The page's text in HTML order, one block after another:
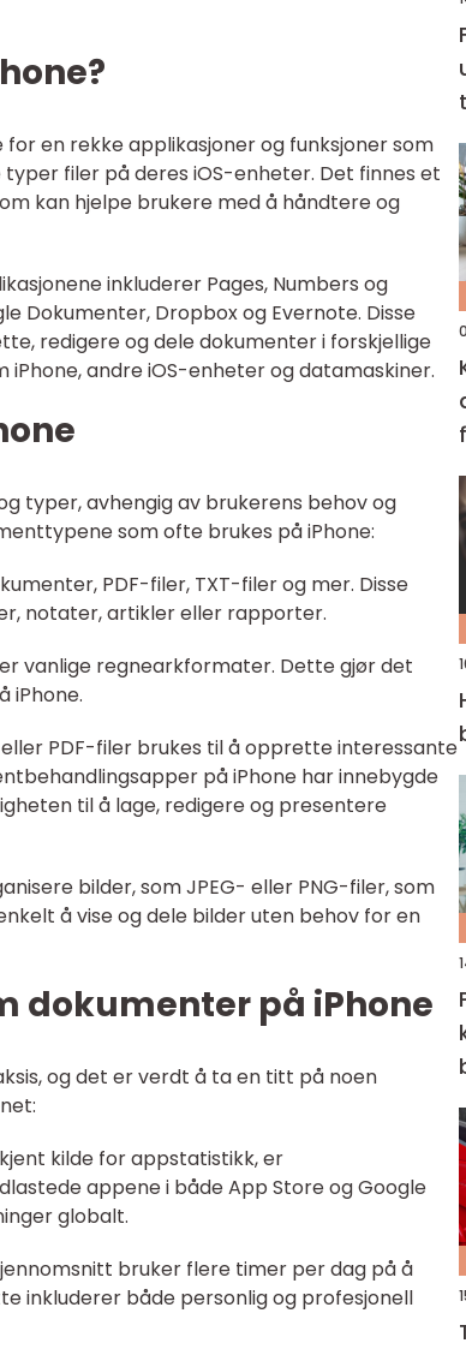
en rekke applikasjoner og funksjoner som
filer på deres iOS-enheter. Det finnes et
kan hjelpe brukere med å håndtere og
inkluderer Pages, Numbers og
Dokumenter, Dropbox og Evernote. Disse
redigere og dele dokumenter i forskjellige
andre iOS-enheter og datamaskiner.
typer, avhengig av brukerens behov og
som ofte brukes på iPhone:
PDF-filer, TXT-filer og mer. Disse
notater, artikler eller rapporter.
vanlige regnearkformater. Dette gjør det
iPhone.
PDF-filer brukes til å opprette interessante
på iPhone har innebygde
til å lage, redigere og presentere
bilder, som JPEG- eller PNG-filer, som
å vise og dele bilder uten behov for en
dokumenter på iPhone
og det er verdt å ta en titt på noen
kilde for appstatistikk, er
appene i både App Store og Google
globalt.
bruker flere timer per dag på å
inkluderer både personlig og profesjonell